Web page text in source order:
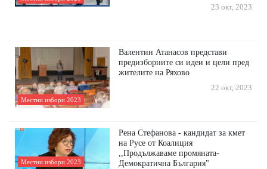
23 окт, 2023
Местни избори 2023
Валентин Атанасов представи
предизборните си идеи и цели пред
жителите на Ряхово
22 окт, 2023
Местни избори 2023
Рена Стефанова - кандидат за кмет
на Русе от Коалиция
,,Продължаваме промяната-
Демократична България"